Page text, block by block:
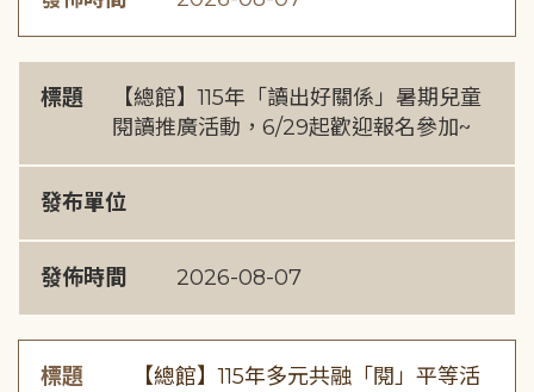
標題
【總館】115年「讀出好關係」暑期兒童
閱讀推廣活動，6/29起歡迎報名參加~
發布單位
發佈時間 2026-08-07
標題
【總館】115年多元共融「閱」平等活